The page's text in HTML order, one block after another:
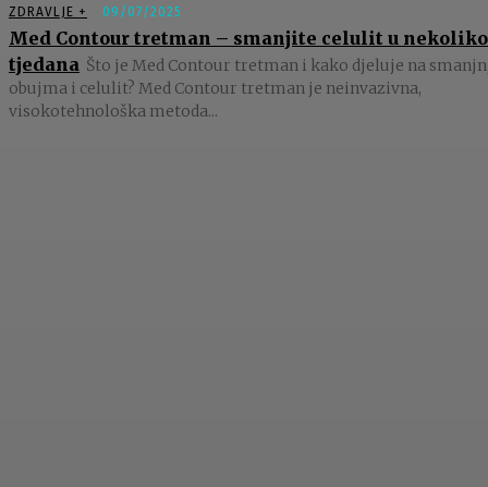
ZDRAVLJE + 09/07/2025
Med Contour tretman – smanjite celulit u nekoliko
tjedana Što je Med Contour tretman i kako djeluje na
obujma i celulit? Med Contour tretman je neinvazivna,
visokotehnološka metoda...